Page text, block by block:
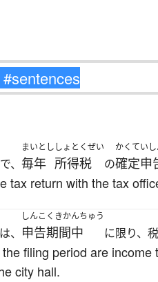
、
まいとし
毎年
しょとくぜい
所得税 の
かくてい
確定申
tax return with the tax
、
しんこくきかんちゅう
申告期間中 に限り、
filing period are
city hall.